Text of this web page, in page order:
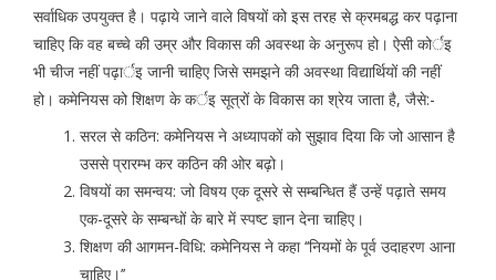
सर्वाधिक उपयुक्त है। पढ़ाये जाने वाले विषयों को इस तरह से क्रमबद्ध कर पढ़ाना
चाहिए कि वह बच्चे की उम्र और विकास की अवस्था के अनुरूप हो। ऐसी कोर्इ
भी चीज नहीं पढ़ार्इ जानी चाहिए जिसे समझने की अवस्था विद्यार्थियों की नहीं
हो। कमेनियस को शिक्षण के कर्इ सूत्रों के विकास का श्रेय जाता है, जैसे:-
सरल से कठिन: कमेनियस ने अध्यापकों को सुझाव दिया कि जो आसान है
उससे प्रारम्भ कर कठिन की ओर बढ़ो।
विषयों का समन्वय: जो विषय एक दूसरे से सम्बन्धित हैं उन्हें पढ़ाते समय
एक-दूसरे के सम्बन्धों के बारे में स्पष्ट ज्ञान देना चाहिए।
शिक्षण की आगमन-विधि: कमेनियस ने कहा ‘‘नियमों के पूर्व उदाहरण आना
चाहिए।’’